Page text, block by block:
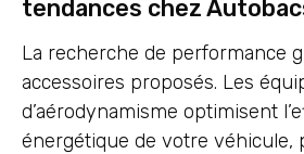
tendances chez
La recherche de performance
accessoires proposés. Les
d’aérodynamisme optimisent
énergétique de votre véhicule,